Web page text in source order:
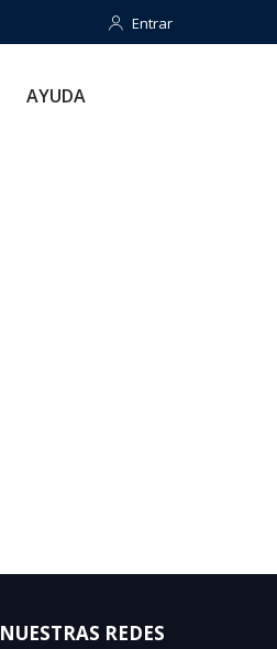
Entrar
Entrar
AYUDA
NUESTRAS REDES